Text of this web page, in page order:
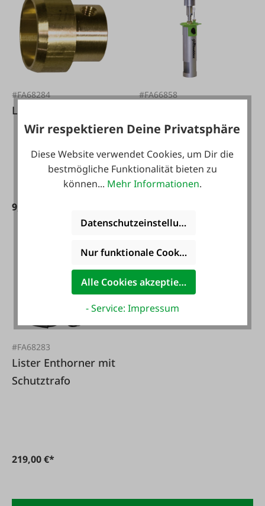
#FA68284
9,99 €*
#FA66858
Enthorner
#FA68283
Lister Enthorner mit
Schutztrafo
219,00 €*
Wir respektieren Deine Privatsphäre
Diese Website verwendet Cookies, um Dir die
bestmögliche Funktionalität bieten zu
können... Mehr Informationen.
Datenschutzeinstellungen
Nur funktionale Cookies akzeptieren
Alle Cookies akzeptieren
- Service: Impressum